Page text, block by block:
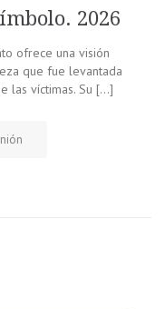
2026
ofrece una visión
que fue levantada
las víctimas. Su […]